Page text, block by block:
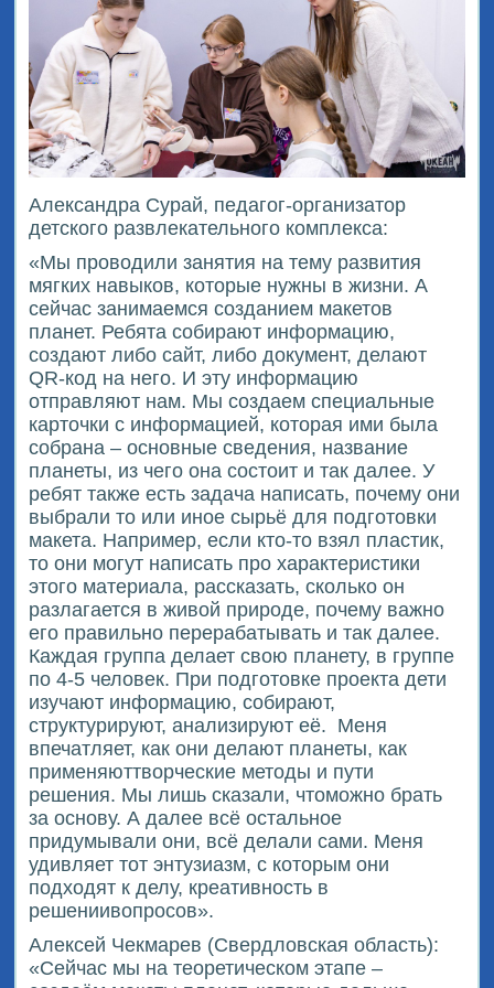
Александра Сурай, педагог-организатор
детского развлекательного комплекса:
«Мы проводили занятия на тему развития
мягких навыков, которые нужны в жизни. А
сейчас занимаемся созданием макетов
планет. Ребята собирают информацию,
создают либо сайт, либо документ, делают
QR-код на него. И эту информацию
отправляют нам. Мы создаем специальные
карточки с информацией, которая ими была
собрана – основные сведения, название
планеты, из чего она состоит и так далее. У
ребят также есть задача написать, почему они
выбрали то или иное сырьё для подготовки
макета. Например, если кто-то взял пластик,
то они могут написать про характеристики
этого материала, рассказать, сколько он
разлагается в живой природе, почему важно
его правильно перерабатывать и так далее.
Каждая группа делает свою планету, в группе
по 4-5 человек. При подготовке проекта дети
изучают информацию, собирают,
структурируют, анализируют её. Меня
впечатляет, как они делают планеты, как
применяюттворческие методы и пути
решения. Мы лишь сказали, чтоможно брать
за основу. А далее всё остальное
придумывали они, всё делали сами. Меня
удивляет тот энтузиазм, с которым они
подходят к делу, креативность в
решениивопросов».
Алексей Чекмарев (Свердловская область):
«Сейчас мы на теоретическом этапе –